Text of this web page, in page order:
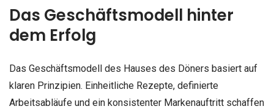
Das Geschäftsmodell hinter
dem Erfolg
Das Geschäftsmodell des Hauses des Döners basiert auf
klaren Prinzipien. Einheitliche Rezepte, definierte
Arbeitsabläufe und ein konsistenter Markenauftritt schaffen